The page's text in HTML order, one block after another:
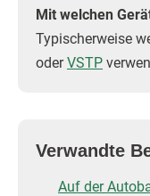
Mit welchen
Typischerweise
oderVSTP
Verwandte
Auf der